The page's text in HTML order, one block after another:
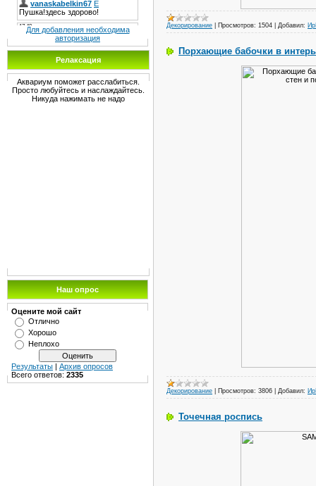
Для добавления необходима
авторизация
Релаксация
Аквариум поможет расслабиться.
Просто любуйтесь и наслаждайтесь.
Никуда нажимать не надо
Наш опрос
Оцените мой сайт
Отлично
Хорошо
Неплохо
Результаты | Архив опросов
Всего ответов: 2335
Декорирование Просмотров: 1504 Добавил:
Порхающие бабочки в
Декорирование Просмотров: 3806 Добавил:
Точечная роспись